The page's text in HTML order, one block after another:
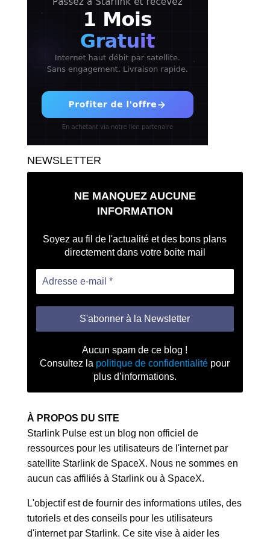
NEWSLETTER
NE MANQUEZ AUCUNE
INFORMATION
Soyez au fil de l'actualité et des bons plans
directement dans votre boite mail
Aucun spam de ce blog !
Consultez la politique de confidentialité pour
plus d’informations.
À PROPOS DU SITE
Starlink Pulse est un blog non officiel de
ressources pour les utilisateurs de l'internet par
satellite Starlink de SpaceX. Nous ne sommes en
aucun cas affiliés à Starlink ou à SpaceX.
L'objectif est de fournir des informations utiles, des
tutoriels et des conseils pour les utilisateurs
d'internet par Starlink. Ce site vise à aider les